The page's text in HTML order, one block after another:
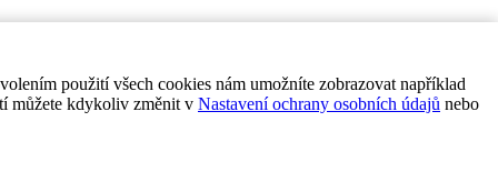
použití všech cookies nám umožníte zobrazovat například
můžete kdykoliv změnit v Nastavení ochrany osobních údajů nebo